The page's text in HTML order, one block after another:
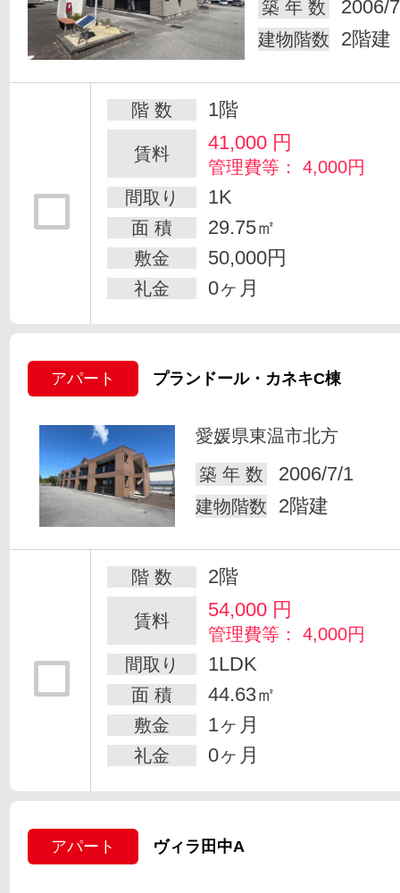
築 年 数 2006/
建物階数 2階建
階 数 1階
賃料 41,000 円
管理費等： 4,000円
間取り
1K
面 積 29.75㎡
敷金 50,000円
礼金 0ヶ月
アパート プランドール・カネキC棟
愛媛県東温市北方
築 年 数
2006/7/1
建物階数 2階建
階 数 2階
賃料 54,000 円
管理費等： 4,000円
間取り
1LDK
面 積 44.63㎡
敷金 1ヶ月
礼金 0ヶ月
アパート ヴィラ田中A